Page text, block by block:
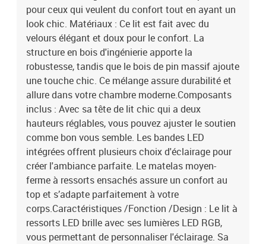
options de hauteur d'installationAvec cadre à lattesAvec
matelasAvec tête de litAvec LEDAssemblage requis: OuiContenant
de la livraison:1x Lit :203 x 163 x 25 cm (LxWxH)1x Matelas :200 x
160 x 20 cm (LxWxH)1x Surmatelas :200 x 160 x 5 cm (LxWxH)1x
Tête de lit2x Bande LED :55 cmEAN: 8721288317865SKU:
3342739Brand: vidaXL
pour ceux qui veulent du confort tout en ayant un
look chic. Matériaux : Ce lit est fait avec du
velours élégant et doux pour le confort. La
structure en bois d'ingénierie apporte la
robustesse, tandis que le bois de pin massif ajoute
une touche chic. Ce mélange assure durabilité et
allure dans votre chambre moderne.Composants
inclus : Avec sa tête de lit chic qui a deux
hauteurs réglables, vous pouvez ajuster le soutien
comme bon vous semble. Les bandes LED
intégrées offrent plusieurs choix d'éclairage pour
créer l'ambiance parfaite. Le matelas moyen-
ferme à ressorts ensachés assure un confort au
top et s’adapte parfaitement à votre
corps.Caractéristiques /Fonction /Design : Le lit à
ressorts LED brille avec ses lumières LED RGB,
vous permettant de personnaliser l'éclairage. Sa